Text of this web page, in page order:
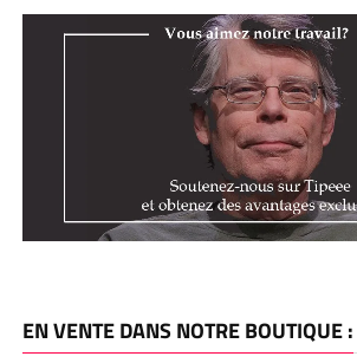
EN VENTE DANS NOTRE BOUTIQUE :